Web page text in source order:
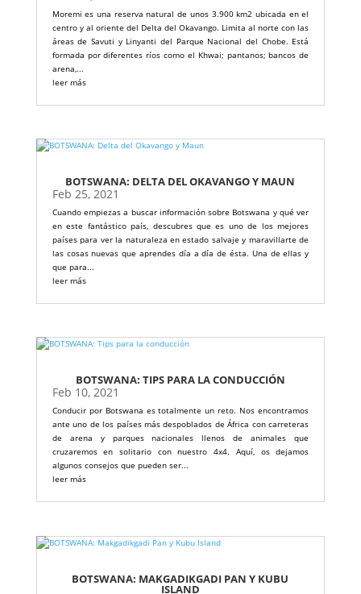
Moremi es una reserva natural de unos 3.900 km2 ubicada en el
centro y al oriente del Delta del Okavango. Limita al norte con las
áreas de Savuti y Linyanti del Parque Nacional del Chobe. Está
formada por diferentes ríos como el Khwai; pantanos; bancos de
arena,...
leer más
BOTSWANA: DELTA DEL OKAVANGO Y MAUN
Feb 25, 2021
Cuando empiezas a buscar información sobre Botswana y qué ver
en este fantástico país, descubres que es uno de los mejores
países para ver la naturaleza en estado salvaje y maravillarte de
las cosas nuevas que aprendes día a día de ésta. Una de ellas y
que para...
leer más
BOTSWANA: TIPS PARA LA CONDUCCIÓN
Feb 10, 2021
Conducir por Botswana es totalmente un reto. Nos encontramos
ante uno de los países más despoblados de África con carreteras
de arena y parques nacionales llenos de animales que
cruzaremos en solitario con nuestro 4x4. Aquí, os dejamos
algunos consejos que pueden ser...
leer más
BOTSWANA: MAKGADIKGADI PAN Y KUBU
ISLAND